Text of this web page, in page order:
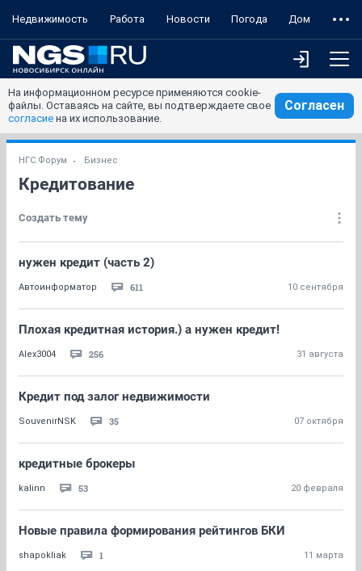
Недвижимость Работа Новости Погода Дом
На информационном ресурсе применяются cookie-
файлы. Оставаясь на сайте, вы подтверждаете свое
согласие на их использование.
Согласен
НГС.Форум Бизнес
Кредитование
Создать тему
нужен кредит (часть 2)
Автоинформатор 611 10 сентября
Плохая кредитная история.) а нужен кредит!
Alex3004 256 31 августа
Кредит под залог недвижимости
SouvenirNSK 35 07 октября
кредитные брокеры
kalinn 53 20 февраля
Новые правила формирования рейтингов БКИ
shapokliak 1 11 марта